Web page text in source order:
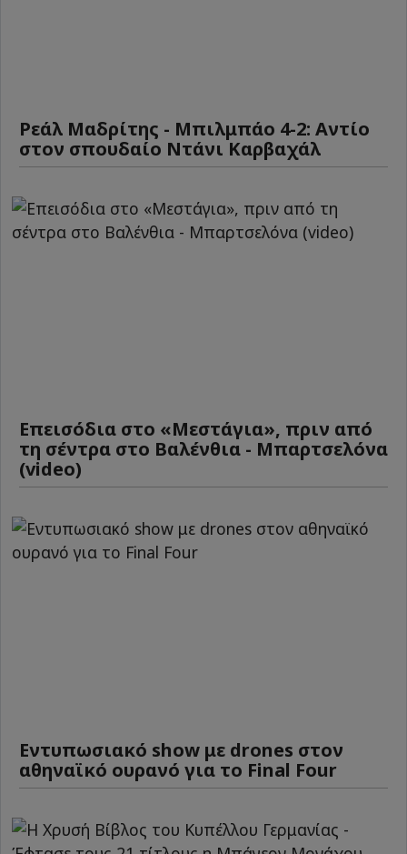
Ρεάλ Μαδρίτης - Μπιλμπάο 4-2: Αντίο
στον σπουδαίο Ντάνι Καρβαχάλ
Επεισόδια στο «Μεστάγια», πριν από
τη σέντρα στο Βαλένθια - Μπαρτσελόνα
(video)
Εντυπωσιακό show με drones στον
αθηναϊκό ουρανό για το Final Four